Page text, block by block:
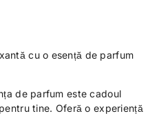
cu o esență de parfum
de parfum este cadoul
tine. Oferă o experiență